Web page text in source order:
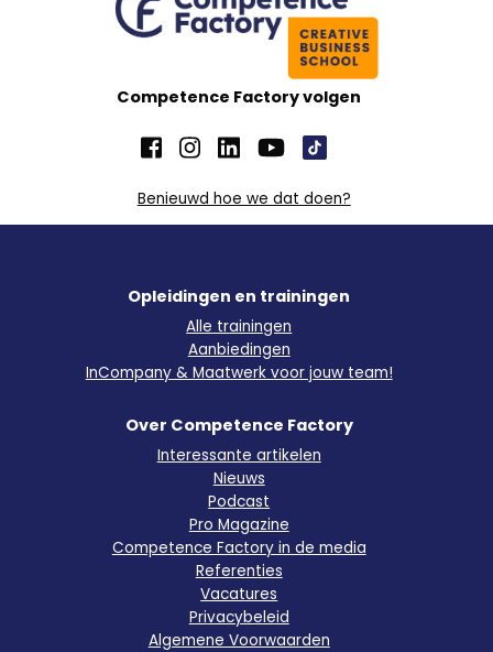
Competence Factory volgen
Benieuwd hoe we dat doen?
Opleidingen en trainingen
Alle trainingen
Aanbiedingen
InCompany & Maatwerk voor jouw team!
Over Competence Factory
Interessante artikelen
Nieuws
Podcast
Pro Magazine
Competence Factory in de media
Referenties
Vacatures
Privacybeleid
Algemene Voorwaarden